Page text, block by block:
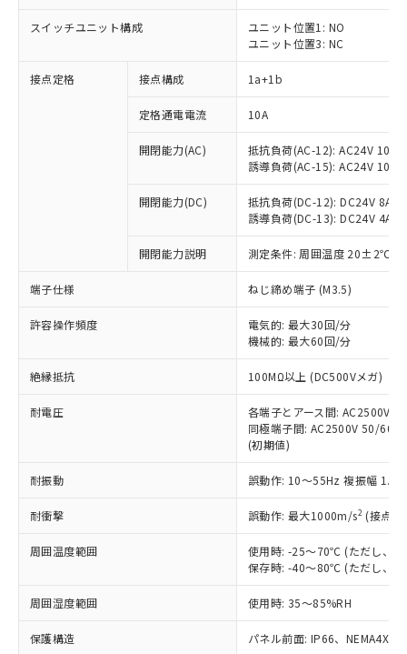
スイッチユニット構成
ユニット位置1: NO
ユニット位置3: NC
接点定格 接点構成 1a+1b
定格通電電流 10A
開閉能力(AC)
抵抗負荷(AC-12): AC24V 10A/
誘導負荷(AC-15): AC24V
開閉能力(DC)
抵抗負荷(DC-12): DC24V 8A/
誘導負荷(DC-13): DC24V 4A/
開閉能力説明 測定条件: 周囲温度 20±2℃、
端子仕様 ねじ締め端子 (M3.5)
許容操作頻度
電気的: 最大30回/分
機械的: 最大60回/分
絶縁抵抗 100MΩ以上 (DC500Vメガ)
耐電圧
各端子とアース間: AC2500V
同極端子間: AC2500V 50/
(初期値)
耐振動 誤動作: 10～55Hz 複振幅
耐衝撃 誤動作: 最大1000m/s2 (接点
周囲温度範囲
使用時: -25～70℃ (ただし、氷
保存時: -40～80℃ (ただし、氷
周囲湿度範囲 使用時: 35～85%RH
保護構造 パネル前面: IP66、NEMA4X,
ご利用条件
以下の条件をお読みいただき、同意のうえ
ご利用ください。
本サービスは、当社制御機器事業取扱
商品の当社在庫状況および標準価格
(税抜)を提供させていただくもので
本サービスの対象外となる商品もある
ことをご了承ください。
在庫状況および標準価格照会結果は、
記載している更新日時点での社内デー
タに基づき作成されるものであり、閲
覧された時点での実際の在庫および標
準価格とは異なる場合があることをご
※1 対応状況
対応済み：EU RoHS指令（10物質）の
非含有に対応した製品が提供可能な商品で
対応予定：EU RoHS指令（10物質）の非含
有に対応した製品に切り替える予定のある
商品です。
対応予定なし：EU RoHS指令（10物質）の
非含有に非対応の商品で、対応品を出す予
定はありません。
調査・確認中：EU RoHS指令（10物質）の
非含有の対応状況を調査中または確認中の
非該当品：ライセンス料など無形物で、有
害物質有無と関係のない商品です。
仕入先様の事情により、非含有部品として
いたものが、含有品と判明した場合などや
ミウム(Cd) 100ppm以下、
六価クロム(Cr(Ⅵ)) 1000ppm以下、ポリ臭化ビフェニル
類(PBB) 1000ppm以下、ポリ臭化ジフェニルエーテル類
(PBDE) 1000ppm以下、フタル酸ビス(2-エチルヘキシ
「○」：最大均質材料含有率が中国RoHSの
基準値以下であることを示します。
「×」：最大均質材料含有率が中国RoHSの
基準値を超えていることを示します。
「－」：未確認です。当社販売部門へお問
い合わせください。
Pb(鉛) :1000ppm、 Hg(水銀) : 1000ppm、 Cd(カドミウ
Cr(Ⅵ)(六価クロム) : 1000ppm、 PBBs(ポリ臭化ビフェ
当社は、これら貴社製品のうち、外国
為替および外国貿易法に定める商品
（以下｢規制貨物等」という）を輸出
または国外への提供する場合は、日本
国政府の輸出許可(または役務取引許
可)を取得するなどの必要な手続きを
号